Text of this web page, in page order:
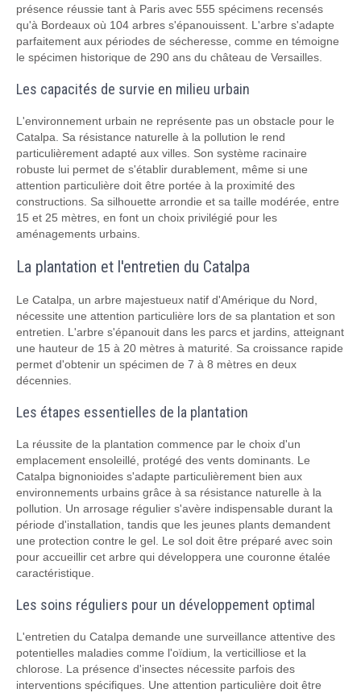
présence réussie tant à Paris avec 555 spécimens recensés
qu'à Bordeaux où 104 arbres s'épanouissent. L'arbre s'adapte
parfaitement aux périodes de sécheresse, comme en témoigne
le spécimen historique de 290 ans du château de Versailles.
Les capacités de survie en milieu urbain
L'environnement urbain ne représente pas un obstacle pour le
Catalpa. Sa résistance naturelle à la pollution le rend
particulièrement adapté aux villes. Son système racinaire
robuste lui permet de s'établir durablement, même si une
attention particulière doit être portée à la proximité des
constructions. Sa silhouette arrondie et sa taille modérée, entre
15 et 25 mètres, en font un choix privilégié pour les
aménagements urbains.
La plantation et l'entretien du Catalpa
Le Catalpa, un arbre majestueux natif d'Amérique du Nord,
nécessite une attention particulière lors de sa plantation et son
entretien. L'arbre s'épanouit dans les parcs et jardins, atteignant
une hauteur de 15 à 20 mètres à maturité. Sa croissance rapide
permet d'obtenir un spécimen de 7 à 8 mètres en deux
décennies.
Les étapes essentielles de la plantation
La réussite de la plantation commence par le choix d'un
emplacement ensoleillé, protégé des vents dominants. Le
Catalpa bignonioides s'adapte particulièrement bien aux
environnements urbains grâce à sa résistance naturelle à la
pollution. Un arrosage régulier s'avère indispensable durant la
période d'installation, tandis que les jeunes plants demandent
une protection contre le gel. Le sol doit être préparé avec soin
pour accueillir cet arbre qui développera une couronne étalée
caractéristique.
Les soins réguliers pour un développement optimal
L'entretien du Catalpa demande une surveillance attentive des
potentielles maladies comme l'oïdium, la verticilliose et la
chlorose. La présence d'insectes nécessite parfois des
interventions spécifiques. Une attention particulière doit être